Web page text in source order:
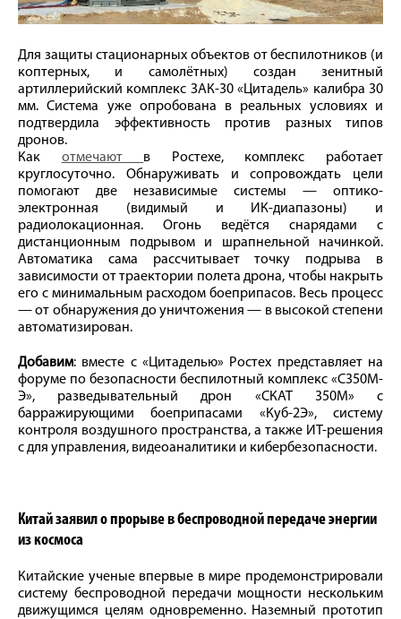
Для защиты стационарных объектов от беспилотников (и
коптерных, и самолётных) создан зенитный
артиллерийский комплекс ЗАК-30 «Цитадель» калибра 30
мм. Система уже опробована в реальных условиях и
подтвердила эффективность против разных типов
дронов.
Как отмечают в Ростехе, комплекс работает
круглосуточно. Обнаруживать и сопровождать цели
помогают две независимые системы — оптико-
электронная (видимый и ИК-диапазоны) и
радиолокационная. Огонь ведётся снарядами с
дистанционным подрывом и шрапнельной начинкой.
Автоматика сама рассчитывает точку подрыва в
зависимости от траектории полета дрона, чтобы накрыть
его с минимальным расходом боеприпасов. Весь процесс
— от обнаружения до уничтожения — в высокой степени
автоматизирован.
Добавим: вместе с «Цитаделью» Ростех представляет на
форуме по безопасности беспилотный комплекс «С350М-
Э», разведывательный дрон «СКАТ 350М» с
барражирующими боеприпасами «Куб-2Э», систему
контроля воздушного пространства, а также ИТ-решения
с для управления, видеоаналитики и кибербезопасности.
Китай заявил о прорыве в беспроводной передаче энергии
из космоса
Китайские ученые впервые в мире продемонстрировали
систему беспроводной передачи мощности нескольким
движущимся целям одновременно. Наземный прототип